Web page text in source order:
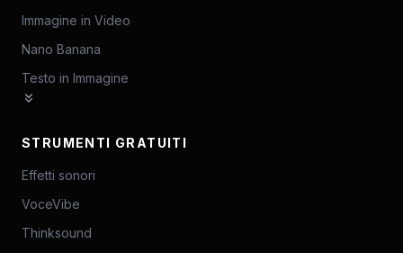
Immagine in Video
Nano Banana
Testo in Immagine
STRUMENTI GRATUITI
Effetti sonori
VoceVibe
Thinksound